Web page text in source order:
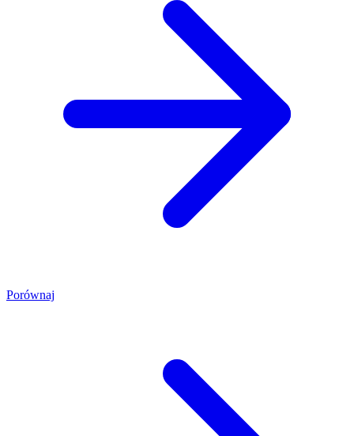
Porównaj